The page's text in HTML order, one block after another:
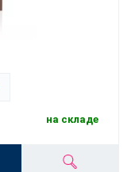
на складе